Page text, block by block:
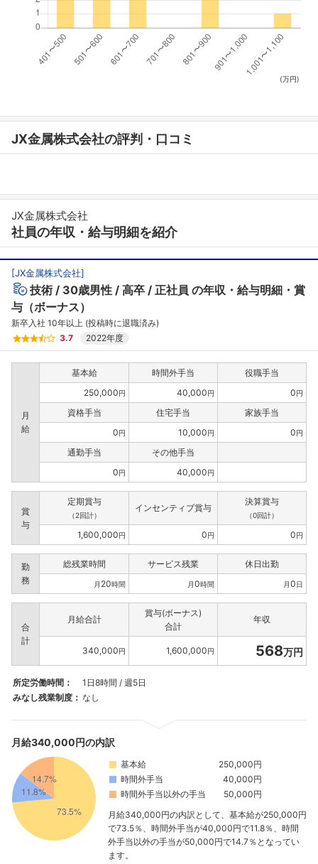
(万円)
JX金属株式会社の評判・口コミ
JX金属株式会社
社員の年収・給与明細を紹介
[JX金属株式会社]
技術 30歳男性 高卒 正社員 の年収・給与明細・賞
与（ボーナス）
新卒入社 10年以上 (投稿時に退職済み)
3.7
2022年度
月
給
基本給 時間外手当
役職手当
250,000円 40,000円 0円
資格手当 住宅手当
家族手当
0円 10,000円 0円
通勤手当
その他手当
0円 40,000円
賞
与
定期賞与
（2回計）
インセンティブ賞与
決算賞与
（0回計）
1,600,000円 0円 0円
勤
務
総残業時間 サービス残業 休日出勤
月 20時間 月0時間 月0日
合
計
月給合計
賞与(ボーナス)
合計
年収
340,000円 1,600,000円 568万円
所定労働時間：
1日8時間 / 週5日
みなし残業制度： なし
月給340,000円の内訳
基本給
250,000円
時間外手当
40,000円
時間外手当以外の手当
50,000円
月給340,000円の内訳として、基本給が250,000円
で73.5％、時間外手当が40,000円で11.8％、時間
外手当以外の手当が50,000円で14.7％となってい
ます。